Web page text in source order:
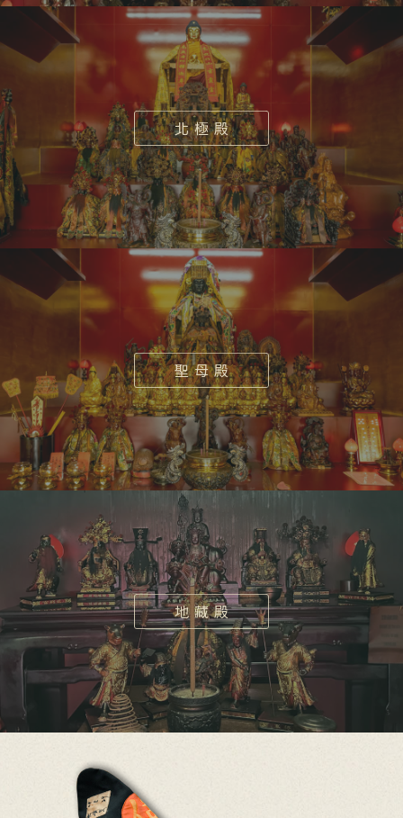
北 極 殿
聖 母 殿
地 藏 殿